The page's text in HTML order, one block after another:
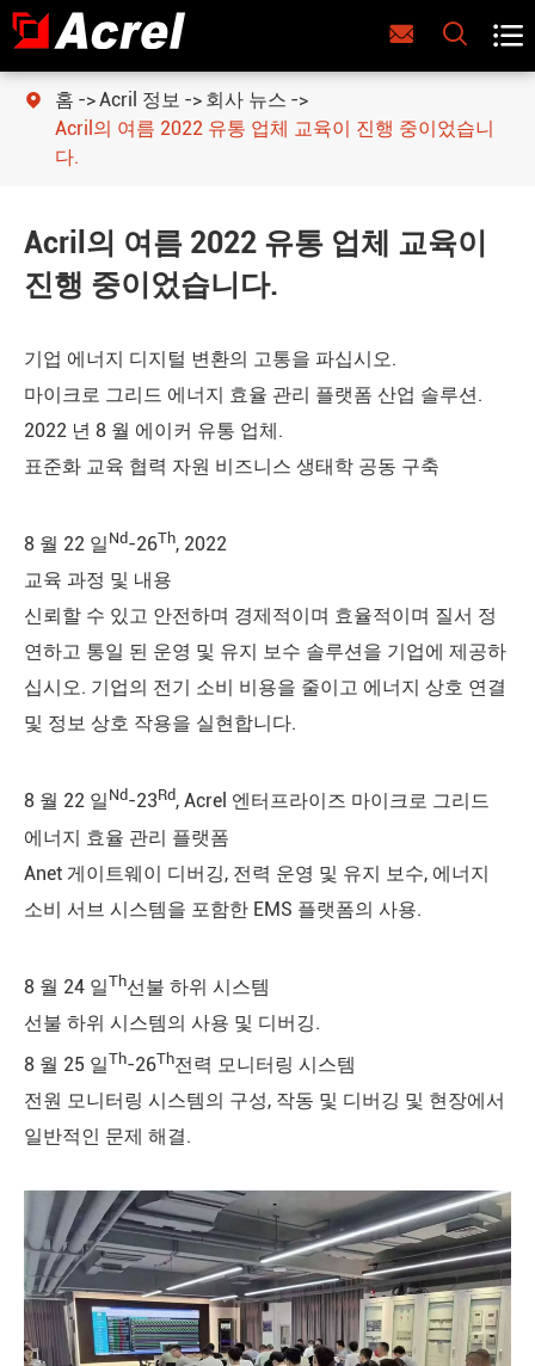
  
 홈 Acril 정보
회사 뉴스
Acril의 여름 2022 유통 업체 교육이 진행 중이었습니
다.
Acril의 여름 2022 유통 업체 교육이
진행 중이었습니다.
기업 에너지 디지털 변환의 고통을 파십시오.
마이크로 그리드 에너지 효율 관리 플랫폼 산업 솔루션.
2022 년 8 월 에이커 유통 업체.
표준화 교육 협력 자원 비즈니스 생태학 공동 구축
8 월 22 일 Nd-26Th, 2022
교육 과정 및 내용
신뢰할 수 있고 안전하며 경제적이며 효율적이며 질서 정
연하고 통일 된 운영 및 유지 보수 솔루션을 기업에 제공하
십시오. 기업의 전기 소비 비용을 줄이고 에너지 상호 연결
및 정보 상호 작용을 실현합니다.
8 월 22 일 Nd-23Rd, Acrel 엔터프라이즈 마이크로 그리드
에너지 효율 관리 플랫폼
Anet 게이트웨이 디버깅, 전력 운영 및 유지 보수, 에너지
소비 서브 시스템을 포함한 EMS 플랫폼의 사용.
8 월 24 일Th선불 하위 시스템
선불 하위 시스템의 사용 및 디버깅.
8 월 25 일Th-26Th전력 모니터링 시스템
전원 모니터링 시스템의 구성, 작동 및 디버깅 및 현장에서
일반적인 문제 해결.